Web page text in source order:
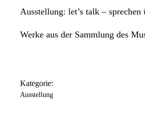
Ausstellung: let’s talk –
Werke aus der Sammlung des
Kategorie:
Ausstellung